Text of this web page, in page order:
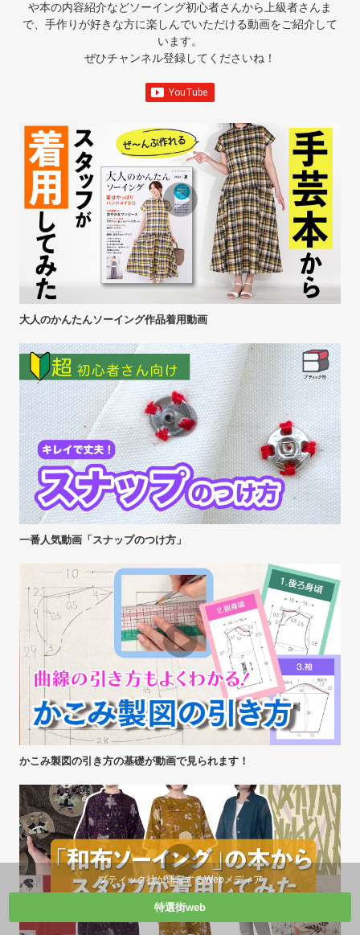
や本の内容紹介などソーイング初心者さんから上級者さんま
で、手作りが好きな方に楽しんでいただける動画をご紹介して
います。
ぜひチャンネル登録してくださいね！
大人のかんたんソーイング作品着用動画
一番人気動画「スナップのつけ方」
かこみ製図の引き方の基礎が動画で見られます！
ブティック社が運営するWebメディア
特選街web